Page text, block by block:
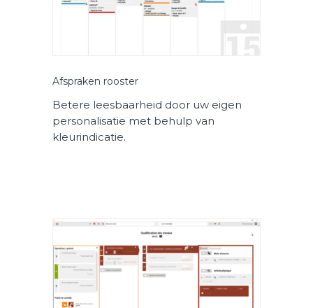
Afspraken rooster
Betere leesbaarheid door uw eigen
personalisatie met behulp van
kleurindicatie.